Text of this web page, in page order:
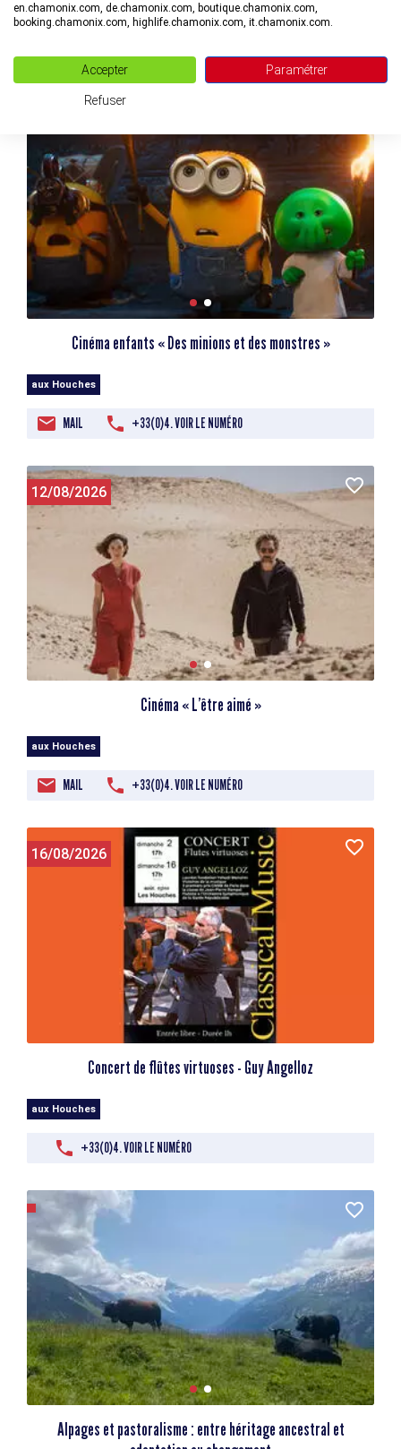
aux Houches
MAIL +33(0)4. VOIR LE NUMÉRO
Cinéma enfants « Des minions et des monstres »
aux Houches
MAIL +33(0)4. VOIR LE NUMÉRO
12/08/2026
Cinéma « L’être aimé »
aux Houches
MAIL +33(0)4. VOIR LE NUMÉRO
16/08/2026
Concert de flûtes virtuoses - Guy Angelloz
aux Houches
+33(0)4. VOIR LE NUMÉRO
Alpages et pastoralisme : entre héritage ancestral et
en.chamonix.com, de.chamonix.com, boutique.chamonix.com,
booking.chamonix.com, highlife.chamonix.com, it.chamonix.com.
Accepter Paramétrer
Refuser